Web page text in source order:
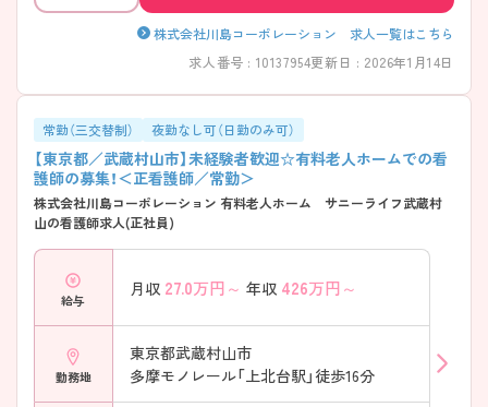
株式会社川島コーポレーション 求人一覧はこちら
求人番号 : 10137954更新日 : 2026年1月14日
常勤（三交替制） 夜勤なし可（日勤のみ可）
【東京都／武蔵村山市】未経験者歓迎☆有料老人ホームでの看
護師の募集！＜正看護師／常勤＞
株式会社川島コーポレーション 有料老人ホーム サニーライフ武蔵村
山の看護師求人(正社員)
給与
月収 27.0万円～ 年収 426万円～
勤務地
東京都武蔵村山市
多摩モノレール「上北台駅」徒歩16分